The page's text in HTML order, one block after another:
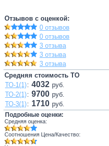
Отзывов с оценкой:
0 отзывов
0 отзывов
3 отзыва
3 отзыва
3 отзыва
Средняя стоимость ТО
ТО-1(1): 4032 руб.
ТО-2(1): 9700 руб.
ТО-3(1): 1710 руб.
Подробные оценки:
Средняя оценка:
Соотношения Цена/Качество: